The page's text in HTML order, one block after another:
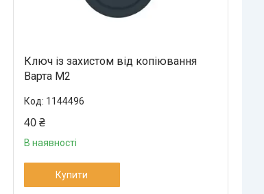
Ключ із захистом від копіювання
Варта М2
1144496
40 ₴
В наявності
Купити